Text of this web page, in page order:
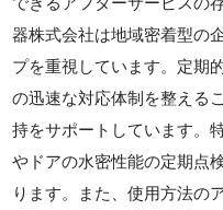
器株式会社は地域密着型の
プを重視しています。定期
の迅速な対応体制を整える
持をサポートしています。
やドアの水密性能の定期点
ります。また、使用方法の